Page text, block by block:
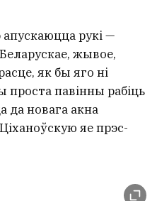
апускаюцца рукі —
жывое,
як бы яго ні
павінны рабіць
да новага акна
яе прэс-